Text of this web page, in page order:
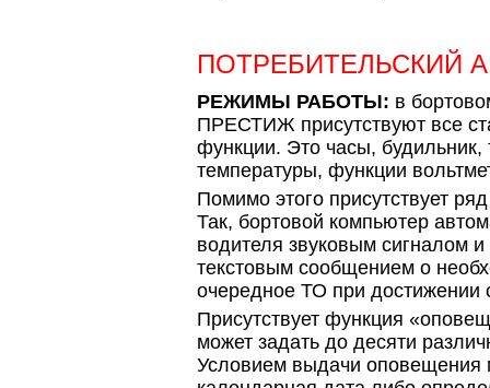
ПОТРЕБИТЕЛЬСКИЙ
РЕЖИМЫ РАБОТЫ: в
ПРЕСТИЖ присутствуют все
функции. Это часы, будильник,
температуры, функции
Помимо этого присутствует
Так, бортовой компьютер
водителя звуковым сигналом
текстовым сообщением о
очередное ТО при достижении
Присутствует функция
может задать до десяти
Условием выдачи оповещения